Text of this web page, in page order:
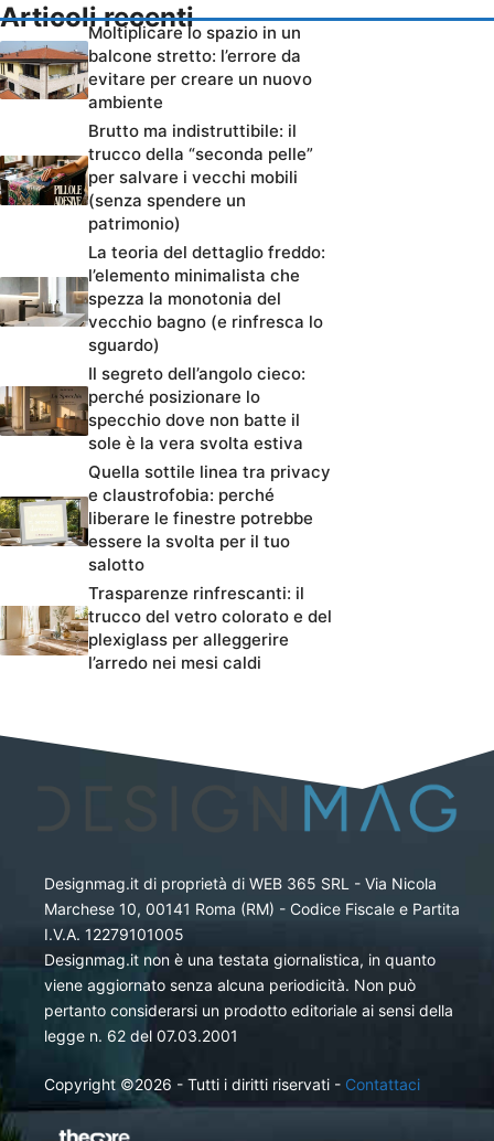
Articoli recenti
Moltiplicare lo spazio in un
balcone stretto: l’errore da
evitare per creare un nuovo
ambiente
Brutto ma indistruttibile: il
trucco della “seconda pelle”
per salvare i vecchi mobili
(senza spendere un
patrimonio)
La teoria del dettaglio freddo:
l’elemento minimalista che
spezza la monotonia del
vecchio bagno (e rinfresca lo
sguardo)
Il segreto dell’angolo cieco:
perché posizionare lo
specchio dove non batte il
sole è la vera svolta estiva
Quella sottile linea tra privacy
e claustrofobia: perché
liberare le finestre potrebbe
essere la svolta per il tuo
salotto
Trasparenze rinfrescanti: il
trucco del vetro colorato e del
plexiglass per alleggerire
l’arredo nei mesi caldi
Designmag.it di proprietà di WEB 365 SRL - Via Nicola
Marchese 10, 00141 Roma (RM) - Codice Fiscale e Partita
I.V.A. 12279101005
Designmag.it non è una testata giornalistica, in quanto
viene aggiornato senza alcuna periodicità. Non può
pertanto considerarsi un prodotto editoriale ai sensi della
legge n. 62 del 07.03.2001
Copyright ©2026 - Tutti i diritti riservati - Contattaci